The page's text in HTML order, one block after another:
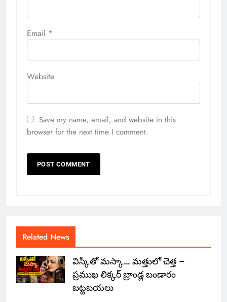
Email *
Website
Save my name, email, and website in this
browser for the next time I comment.
Related News
విస్కీతో మస్కా… మత్తులో చెత్త –
ప్రముఖ లిక్కర్ బ్రాండ్ల బండారం
బట్టబయలు